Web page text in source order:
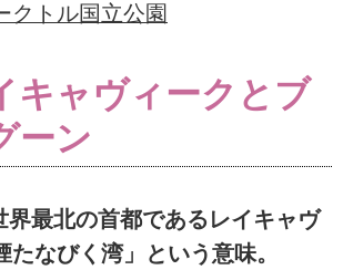
クトル国立公園
キャヴィークとブ
ーン
界最北の首都であるレイキャヴ
たなびく湾」という意味。